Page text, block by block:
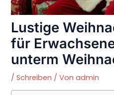
Lustige
für
unterm
/Schreiben / Vonadmin